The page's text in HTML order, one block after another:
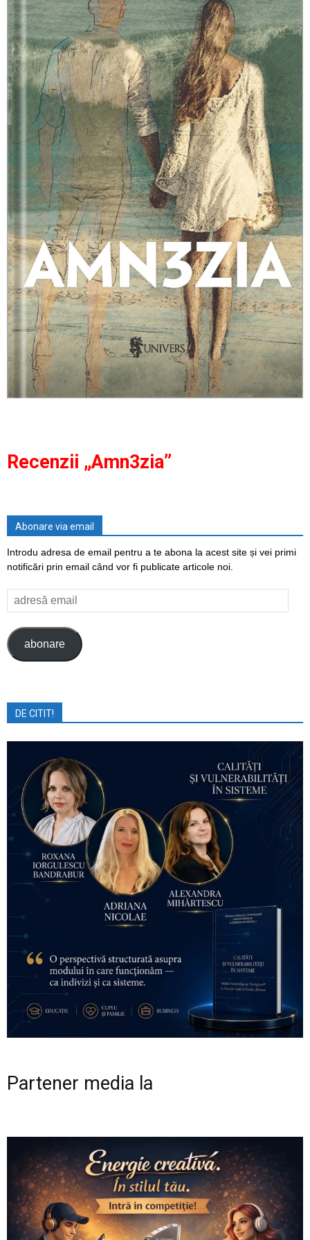
Recenzii „Amn3zia”
Abonare via email
Introdu adresa de email pentru a te abona la acest site și vei primi
notificări prin email când vor fi publicate articole noi.
adresă
email
abonare
DE CITIT!
Partener media la